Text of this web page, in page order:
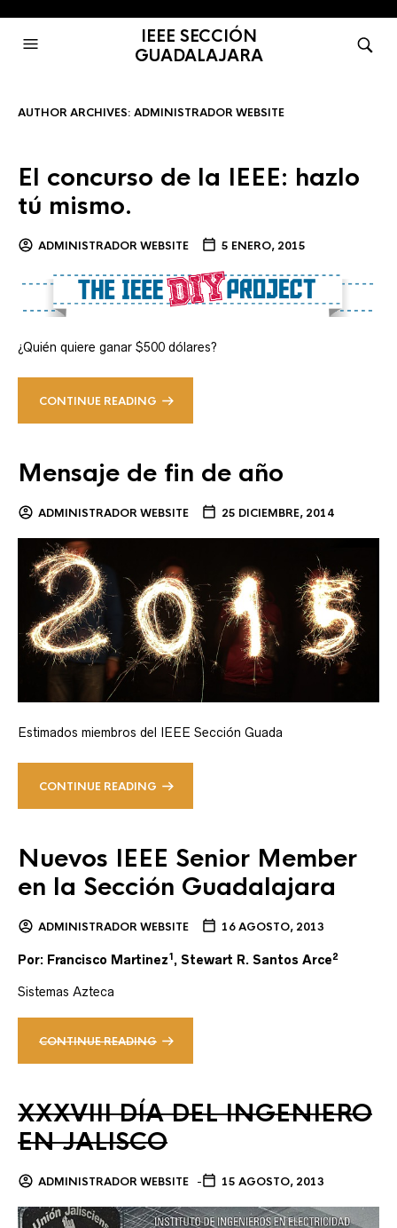
IEEE SECCIÓN
GUADALAJARA
AUTHOR ARCHIVES: ADMINISTRADOR WEBSITE
El concurso de la IEEE: hazlo
tú mismo.
ADMINISTRADOR WEBSITE 5 ENERO, 2015
¿Quién quiere ganar $500 dólares?
CONTINUE READING
Mensaje de fin de año
ADMINISTRADOR WEBSITE 25 DICIEMBRE, 2014
Estimados miembros del IEEE Sección Guada
CONTINUE READING
Nuevos IEEE Senior Member
en la Sección Guadalajara
ADMINISTRADOR WEBSITE 16 AGOSTO, 2013
Por: Francisco Martinez1, Stewart R. Santos Arce2
Sistemas Azteca
CONTINUE READING
XXXVIII DÍA DEL INGENIERO
EN JALISCO
ADMINISTRADOR WEBSITE 15 AGOSTO, 2013